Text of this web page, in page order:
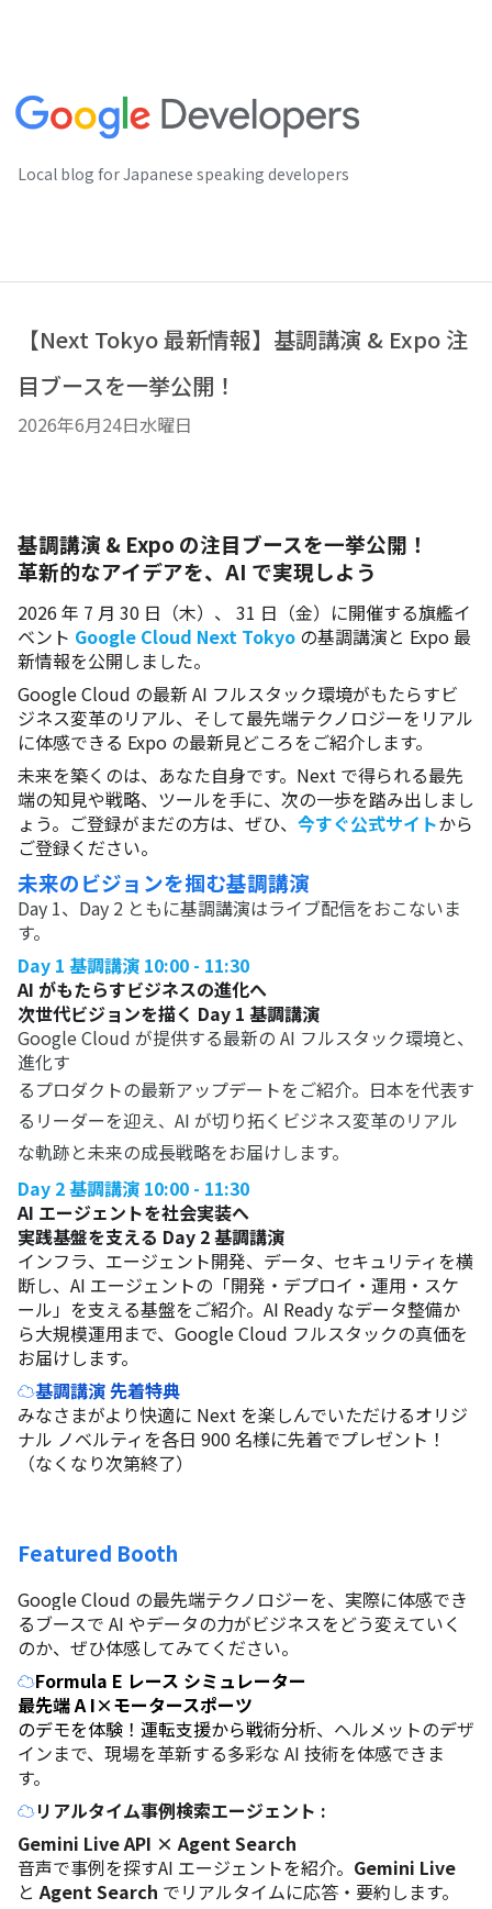
Local blog for Japanese speaking developers
【Next Tokyo 最新情報】基調講演 & Expo 注
目ブースを一挙公開！
2026年6月24日水曜日
革新的なアイデアを、AI で実現しよう
2026 年 7 月 30 日（木）、 31 日（金）に開催する旗艦イ
ベント Google Cloud Next Tokyo の基調講演と Expo 最
新情報を公開しました。
Google Cloud の最新 AI フルスタック環境がもたらすビ
ジネス変革のリアル、そして最先端テクノロジーをリアル
に体感できる Expo の最新見どころをご紹介します。
未来を築くのは、あなた自身です。Next で得られる最先
端の知見や戦略、ツールを手に、次の一歩を踏み出しまし
ょう。ご登録がまだの方は、ぜひ、 今すぐ公式サイトから
ご登録ください。
未来のビジョンを掴む基調講演
Day 1、Day 2 ともに基調講演はライブ配信をおこないま
す。
Day 1 基調講演 10:00 - 11:30
AI がもたらすビジネスの進化へ
次世代ビジョンを描く Day 1 基調講演
Google Cloud が提供する最新の AI フルスタック環境と、
進化す
るプロダクトの最新アップデートをご紹介。日本を代表す
るリーダーを迎え、 AI が切り拓くビジネス変革のリアル
な軌跡と未来の成長戦略をお届けします。
Day 2 基調講演 10:00 - 11:30
AI エージェントを社会実装へ
実践基盤を支える Day 2 基調講演
インフラ、エージェント開発、データ、セキュリティを横
断し、AI エージェントの「開発・デプロイ・運用・スケ
ール」を支える基盤をご紹介。AI Ready なデータ整備か
ら大規模運用まで、Google Cloud フルスタックの真価を
お届けします。
☁️基調講演 先着特典
みなさまがより快適に Next を楽しんでいただけるオリジ
ナル ノベルティを各日 900 名様に先着でプレゼント！
（なくなり次第終了）
Featured Booth
Google Cloud の最先端テクノロジーを、実際に体感でき
るブースで AI やデータの力がビジネスをどう変えていく
のか、ぜひ体感してみてください。
☁️Formula E レース シミュレーター
最先端 A I×モータースポーツ
のデモを体験！運転支援から戦術分析、ヘルメットのデザ
インまで、現場を革新する多彩な AI 技術を体感できま
す。
☁️リアルタイム事例検索エージェント :
Gemini Live API × Agent Search
音声で事例を探すAI エージェントを紹介。 Gemini Live
と Agent Search でリアルタイムに応答・要約します。